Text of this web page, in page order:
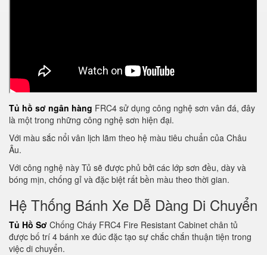
Tủ hồ sơ ngân hàng FRC4 sử dụng công nghệ sơn vân đá, đây
là một trong những công nghệ sơn hiện đại.
Với màu sắc nổi vân lịch lãm theo hệ màu tiêu chuẩn của Châu
Âu.
Với công nghệ này Tủ sẽ được phủ bởi các lớp sơn đều, dày và
bóng mịn, chống gỉ và đặc biệt rất bền màu theo thời gian.
Hệ Thống Bánh Xe Dễ Dàng Di Chuyển
Tủ Hồ Sơ Chống Cháy FRC4 Fire Resistant Cabinet chân tủ
được bố trí 4 bánh xe đúc đặc tạo sự chắc chắn thuận tiện trong
việc di chuyển.